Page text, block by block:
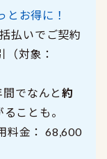
とお得に！
払いでご契約
（対象：
でなんと約
ことも。
料金： 68,600